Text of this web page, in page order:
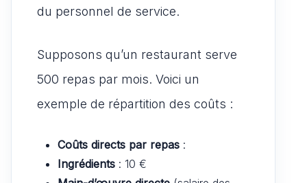
du personnel de service.
Supposons qu’un restaurant serve
500 repas par mois. Voici un
exemple de répartition des coûts :
Coûts directs par repas :
Ingrédients : 10 €